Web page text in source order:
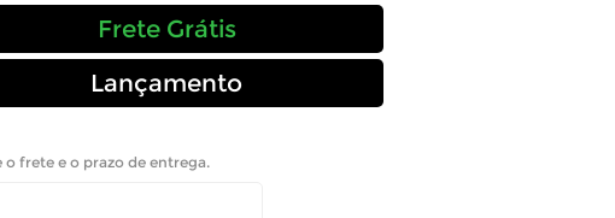
Frete Grátis
Lançamento
o frete e o prazo de entrega.